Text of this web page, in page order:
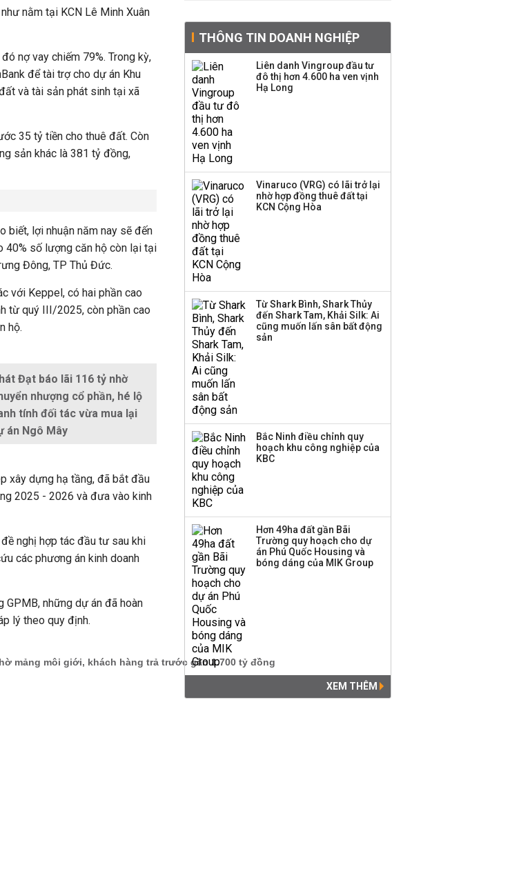
nằm tại KCN Lê Minh Xuân
nợ vay chiếm 79%. Trong kỳ,
để tài trợ cho dự án Khu
và tài sản phát sinh tại xã
35 tỷ tiền cho thuê đất. Còn
sản khác là 381 tỷ đồng,
biết, lợi nhuận năm nay sẽ đến
40% số lượng căn hộ còn lại tại
Đông, TP Thủ Đức.
với Keppel, có hai phần cao
từ quý III/2025, còn phần cao
hộ.
Đạt báo lãi 116 tỷ nhờ
nhượng cổ phần, hé lộ
tính đối tác vừa mua lại
án Ngô Mây
xây dựng hạ tầng, đã bắt đầu
2025 - 2026 và đưa vào kinh
nghị hợp tác đầu tư sau khi
các phương án kinh doanh
những dự án đã hoàn
lý theo quy định.
gần 500 triệu cổ phiếu,
tăng vốn lên gần
77.800 tỷ
phiếu, người làm chủ
tịch ở tuổi 27
Việt Nam muốn phát
triển quỹ hưu trí: Từ tiết
kiệm gia đình thành
THÔNG TIN DOANH NGHIỆP
Liên danh Vingroup đầu tư
đô thị hơn 4.600 ha ven vịnh
Hạ Long
Vinaruco (VRG) có lãi trở lại
nhờ hợp đồng thuê đất tại
KCN Cộng Hòa
Từ Shark Bình, Shark Thủy
đến Shark Tam, Khải Silk: Ai
cũng muốn lấn sân bất động
sản
Bắc Ninh điều chỉnh quy
hoạch khu công nghiệp của
KBC
Hơn 49ha đất gần Bãi
Trường quy hoạch cho dự
án Phú Quốc Housing và
bóng dáng của MIK Group
XEM THÊM